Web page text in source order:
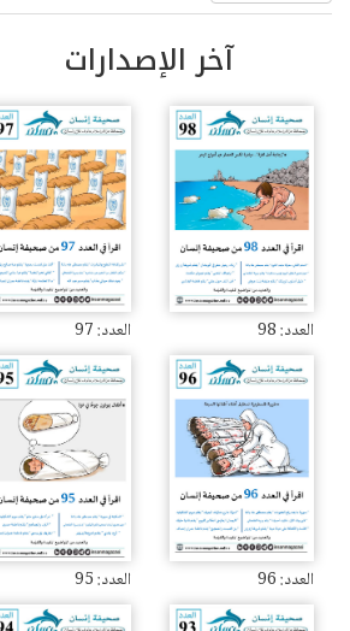
آخر الإصدارات
العدد: 98 العدد: 97
العدد: 96 العدد: 95